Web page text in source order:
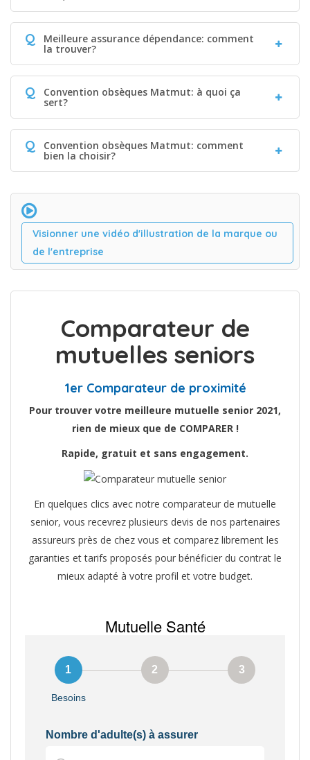
Q Meilleure assurance dépendance: comment
la trouver?
Q Convention obsèques Matmut: à quoi ça
sert?
Q Convention obsèques Matmut: comment
bien la choisir?
Visionner une vidéo d'illustration de la marque ou
de l'entreprise
Comparateur de
mutuelles seniors
1er Comparateur de proximité
Pour trouver votre meilleure mutuelle senior 2021,
rien de mieux que de COMPARER !
Rapide, gratuit et sans engagement.
En quelques clics avec notre comparateur de mutuelle
senior, vous recevrez plusieurs devis de nos partenaires
assureurs près de chez vous et comparez librement les
garanties et tarifs proposés pour bénéficier du contrat le
mieux adapté à votre profil et votre budget.